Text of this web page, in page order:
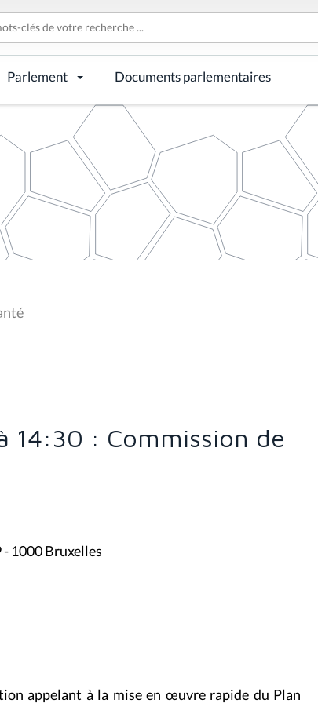
Parlement Documents parlementaires
14:30 : Commission de
- 1000 Bruxelles
appelant à la mise en œuvre rapide du Plan